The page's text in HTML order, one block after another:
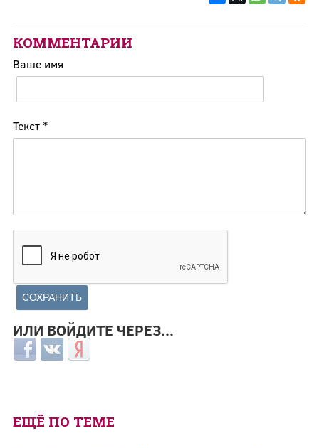
КОММЕНТАРИИ
Ваше имя
Текст *
ИЛИ ВОЙДИТЕ ЧЕРЕЗ...
Login with Facebook
Login with ВКонтакте
Login with Яндекс
ЕЩЁ ПО ТЕМЕ